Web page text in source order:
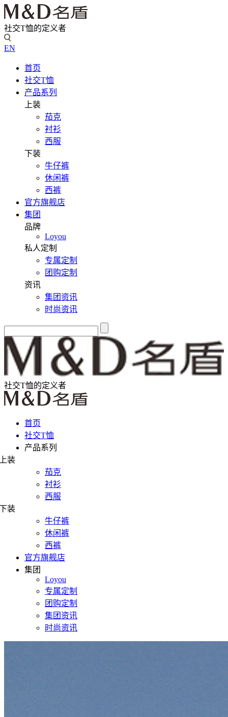
社交T恤的定义者
EN
首页
社交T恤
产品系列
上装
茄克
衬衫
西服
下装
牛仔裤
休闲裤
西裤
官方旗舰店
集团
品牌
Loyou
私人定制
专属定制
团购定制
资讯
集团资讯
时尚资讯
社交T恤的定义者
首页
社交T恤
产品系列
装
茄克
衬衫
西服
装
牛仔裤
休闲裤
西裤
官方旗舰店
集团
Loyou
专属定制
团购定制
集团资讯
时尚资讯